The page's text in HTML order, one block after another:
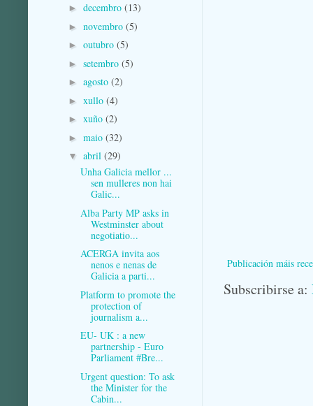
Publicación máis
Subscribirse a:
► decembro (13)
► novembro (5)
► outubro (5)
► setembro (5)
► agosto (2)
► xullo (4)
► xuño (2)
► maio (32)
▼ abril (29)
Unha Galicia mellor ...
sen mulleres non hai
Galic...
Alba Party MP asks in
Westminster about
negotiatio...
ACERGA invita aos
nenos e nenas de
Galicia a parti...
Platform to promote the
protection of
journalism a...
EU- UK : a new
partnership - Euro
Parliament #Bre...
Urgent question: To ask
the Minister for the
Cabin...